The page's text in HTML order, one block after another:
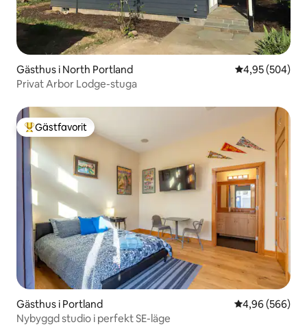
Gästhus i North Portland 4,95 av 5 i
4,95 (504)
Privat Arbor Lodge-stuga
Populär gästfavorit
Gästfavorit
Gästhus i Portland 4,96 av 5 i
4,96 (566)
Nybyggd studio i perfekt SE-läge